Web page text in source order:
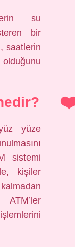
su
bir
saatlerin
yüze
sistemi
kişiler